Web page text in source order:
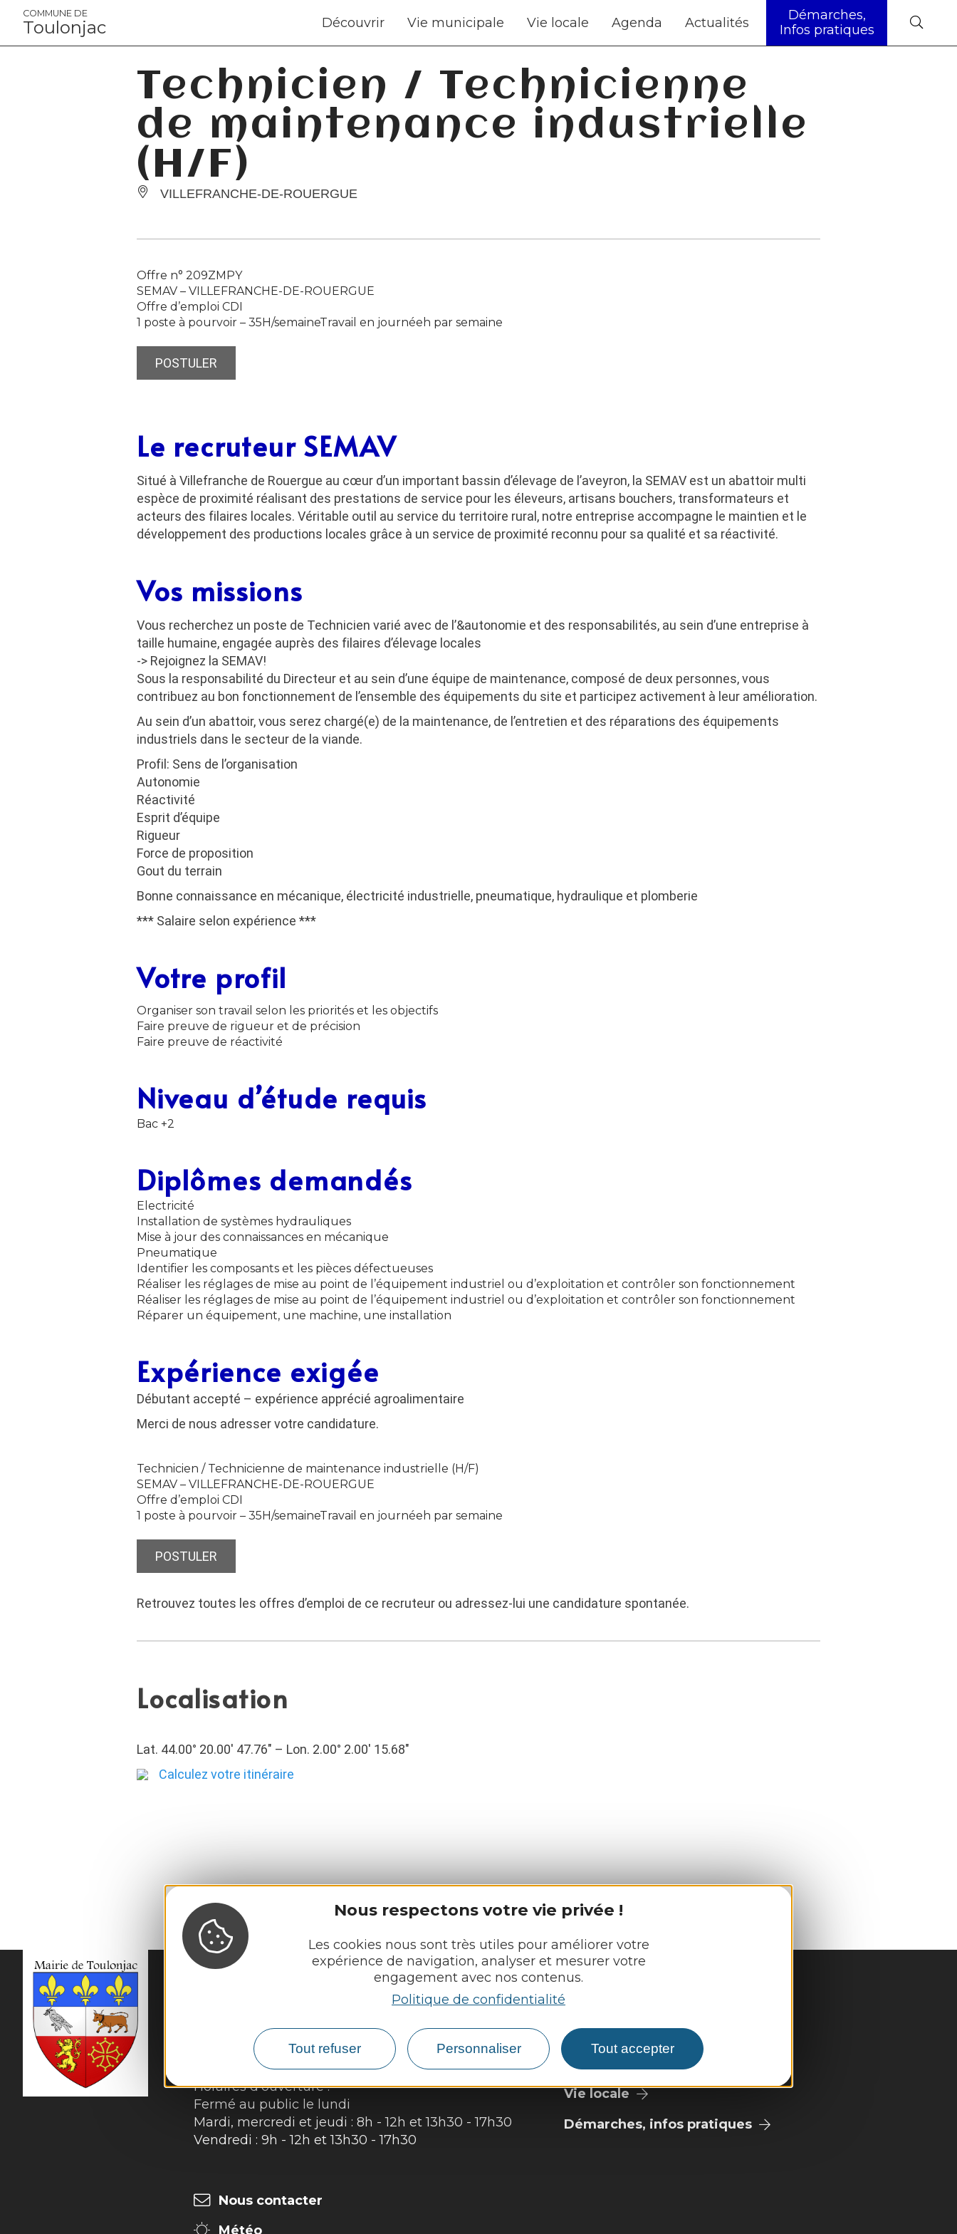
Panneau de gestion des cookies
Nous respectons votre vie privée !
Les cookies nous sont très utiles pour améliorer votre
expérience de navigation, analyser et mesurer votre
engagement avec nos contenus.
Politique de confidentialité
Tout refuser Personnaliser Tout accepter
COMMUNE DE
Toulonjac Découvrir Vie municipale Vie locale Agenda Actualités
Démarches,
Infos pratiques
Technicien / Technicienne
de maintenance industrielle
(H/F)
VILLEFRANCHE-DE-ROUERGUE
Offre n° 209ZMPY
SEMAV – VILLEFRANCHE-DE-ROUERGUE
Offre d’emploi CDI
1 poste à pourvoir – 35H/semaineTravail en journéeh par semaine
POSTULER
Le recruteur SEMAV
Situé à Villefranche de Rouergue au cœur d’un important bassin d’élevage de l’aveyron, la SEMAV est un abattoir multi
espèce de proximité réalisant des prestations de service pour les éleveurs, artisans bouchers, transformateurs et
acteurs des filaires locales. Véritable outil au service du territoire rural, notre entreprise accompagne le maintien et le
développement des productions locales grâce à un service de proximité reconnu pour sa qualité et sa réactivité.
Vos missions
Vous recherchez un poste de Technicien varié avec de l’&autonomie et des responsabilités, au sein d’une entreprise à
taille humaine, engagée auprès des filaires d’élevage locales
-> Rejoignez la SEMAV!
Sous la responsabilité du Directeur et au sein d’une équipe de maintenance, composé de deux personnes, vous
contribuez au bon fonctionnement de l’ensemble des équipements du site et participez activement à leur amélioration.
Au sein d’un abattoir, vous serez chargé(e) de la maintenance, de l’entretien et des réparations des équipements
industriels dans le secteur de la viande.
Profil: Sens de l’organisation
Autonomie
Réactivité
Esprit d’équipe
Rigueur
Force de proposition
Gout du terrain
Bonne connaissance en mécanique, électricité industrielle, pneumatique, hydraulique et plomberie
*** Salaire selon expérience ***
Votre profil
Organiser son travail selon les priorités et les objectifs
Faire preuve de rigueur et de précision
Faire preuve de réactivité
Niveau d’étude requis
Bac +2
Diplômes demandés
Electricité
Installation de systèmes hydrauliques
Mise à jour des connaissances en mécanique
Pneumatique
Identifier les composants et les pièces défectueuses
Réaliser les réglages de mise au point de l’équipement industriel ou d’exploitation et contrôler son fonctionnement
Réaliser les réglages de mise au point de l’équipement industriel ou d’exploitation et contrôler son fonctionnement
Réparer un équipement, une machine, une installation
Expérience exigée
Débutant accepté – expérience apprécié agroalimentaire
Merci de nous adresser votre candidature.
Technicien / Technicienne de maintenance industrielle (H/F)
SEMAV – VILLEFRANCHE-DE-ROUERGUE
Offre d’emploi CDI
1 poste à pourvoir – 35H/semaineTravail en journéeh par semaine
POSTULER
Retrouvez toutes les offres d’emploi de ce recruteur ou adressez-lui une candidature spontanée.
Localisation
Lat. 44.00° 20.00′ 47.76″ – Lon. 2.00° 2.00′ 15.68″
Calculez votre itinéraire
12200 Toulonjac
05 65 45 11 97
Horaires d'ouverture :
Fermé au public le lundi
Mardi, mercredi et jeudi : 8h - 12h et 13h30 - 17h30
Vendredi : 9h - 12h et 13h30 - 17h30
Nous contacter
Météo
Découvrir
Vie municipale
Vie locale
Démarches, infos pratiques